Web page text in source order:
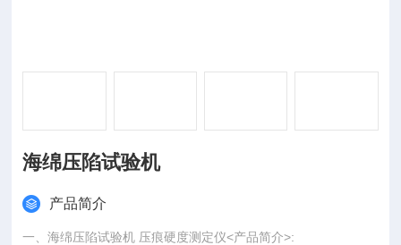
海绵压陷试验机
产品简介
一、海绵压陷试验机 压痕硬度测定仪<产品简介>: